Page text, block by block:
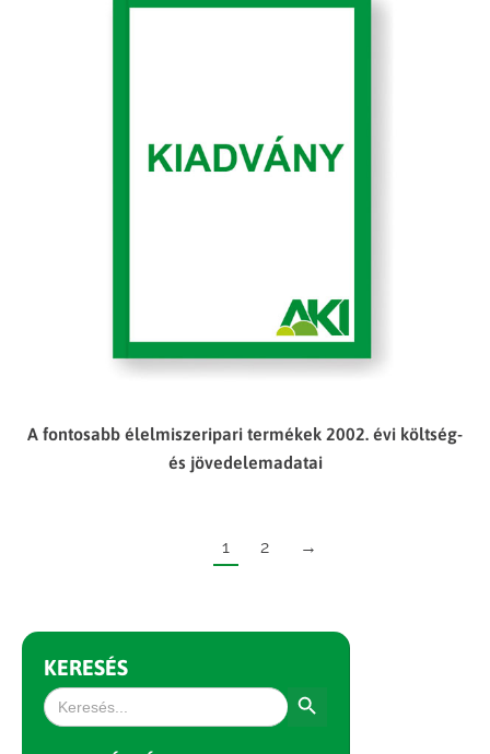
A fontosabb élelmiszeripari termékek 2002. évi költség-
és jövedelemadatai
1 2 →
KERESÉS
Search
for: